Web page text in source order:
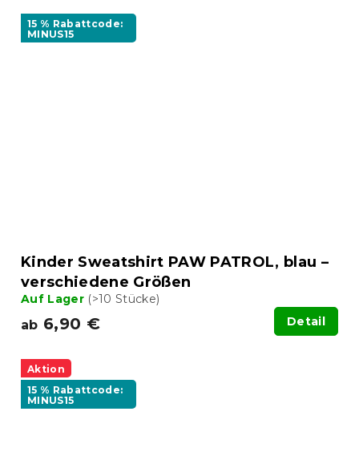
15 % Rabattcode:
MINUS15
Kinder Sweatshirt PAW PATROL, blau –
verschiedene Größen
Auf Lager (>10 Stücke)
ab 6,90 € Detail
Aktion
15 % Rabattcode:
MINUS15